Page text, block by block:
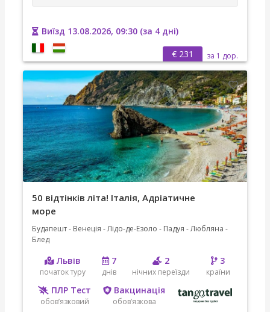
Виїзд 13.08.2026, 09:30 (за 4 дні)
€ 231
за 1 дор.
50 відтінків літа! Італія, Адріатичне
море
Будапешт - Венеція - Лідо-де-Езоло - Падуя - Любляна -
Блед
Львів
початок туру
7
днів
2
нічних переїзди
3
країни
ПЛР Тест
обов’язковий
Вакцинація
обов’язкова